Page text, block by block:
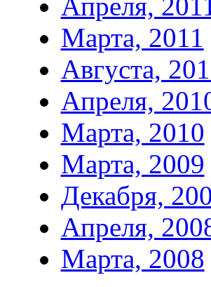
Апреля,
Марта, 2011
Августа,
Апреля,
Марта, 2010
Марта, 2009
Декабря,
Апреля,
Марта, 2008